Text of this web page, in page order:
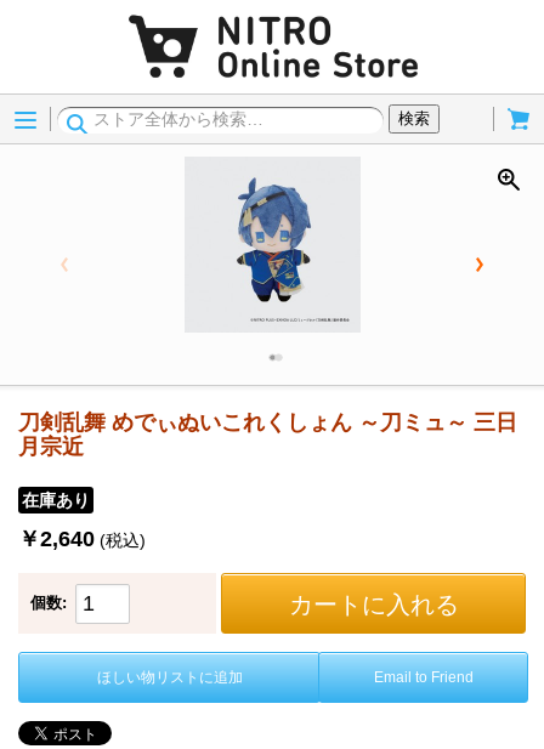
Menu
検索
刀剣乱舞 めでぃぬいこれくしょん ～刀ミュ～ 三日
月宗近
在庫あり
￥2,640 (税込)
個数: カートに入れる
ほしい物リストに追加 Email to Friend